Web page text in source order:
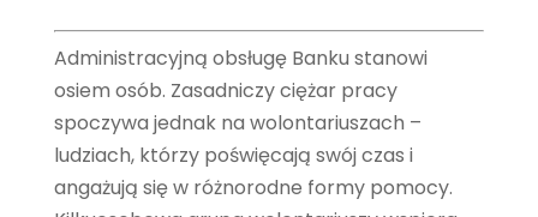
Administracyjną obsługę Banku stanowi
osiem osób. Zasadniczy ciężar pracy
spoczywa jednak na wolontariuszach –
ludziach, którzy poświęcają swój czas i
angażują się w różnorodne formy pomocy.